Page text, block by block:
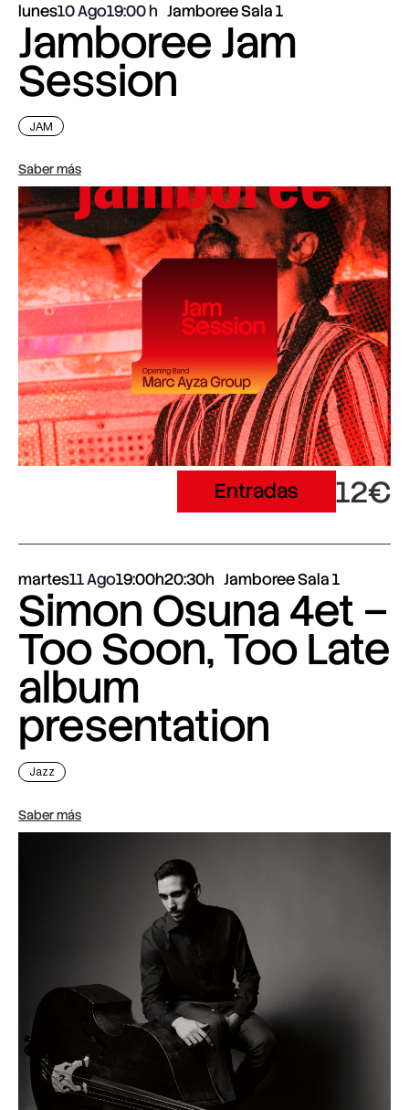
lunes10 Ago19:00 Jamboree Sala 1
Jamboree Jam
Session
JAM
Saber más
Entradas 12€
martes11 Ago19:00h20:30h Jamboree Sala 1
Simon Osuna 4et –
Too Soon, Too Late
album
presentation
Jazz
Saber más